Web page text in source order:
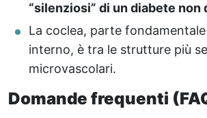
“silenziosi” di un diabete
La coclea, parte fondamentale
interno, è tra le strutture più
microvascolari.
Domande frequenti